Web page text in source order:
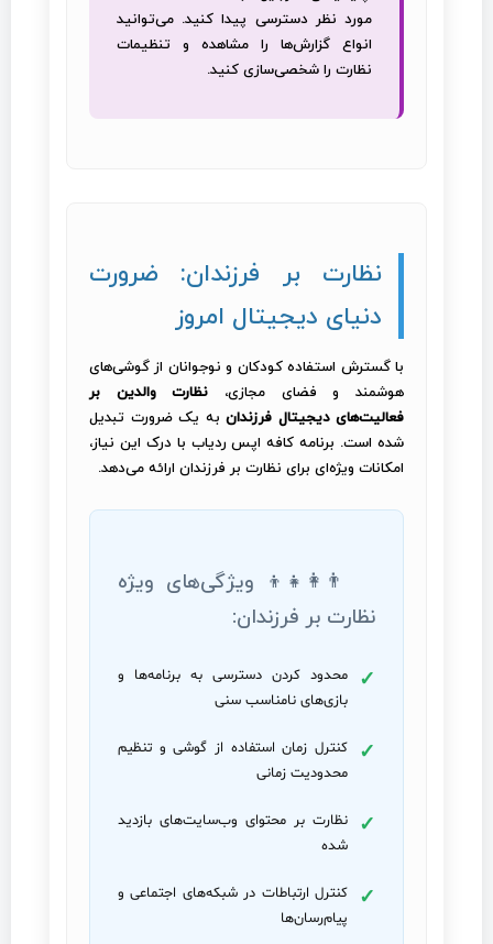
مورد نظر دسترسی پیدا کنید. می‌توانید
انواع گزارش‌ها را مشاهده و تنظیمات
نظارت را شخصی‌سازی کنید.
نظارت بر فرزندان: ضرورت
دنیای دیجیتال امروز
با گسترش استفاده کودکان و نوجوانان از گوشی‌های
هوشمند و فضای مجازی، نظارت والدین بر
فعالیت‌های دیجیتال فرزندان به یک ضرورت تبدیل
شده است. برنامه کافه اپس ردیاب با درک این نیاز،
امکانات ویژه‌ای برای نظارت بر فرزندان ارائه می‌دهد.
👨‍👩‍👧‍👦 ویژگی‌های ویژه
نظارت بر فرزندان:
محدود کردن دسترسی به برنامه‌ها و
بازی‌های نامناسب سنی
کنترل زمان استفاده از گوشی و تنظیم
محدودیت زمانی
نظارت بر محتوای وب‌سایت‌های بازدید
شده
کنترل ارتباطات در شبکه‌های اجتماعی و
پیام‌رسان‌ها